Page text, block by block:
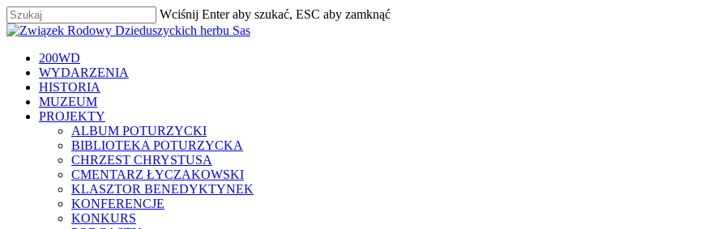
Skip
to
content
Wciśnij Enter aby szukać, ESC aby zamknąć
Zamknij
szukaj
Menu
200WD
WYDARZENIA
HISTORIA
MUZEUM
PROJEKTY
ALBUM POTURZYCKI
BIBLIOTEKA POTURZYCKA
CHRZEST CHRYSTUSA
CMENTARZ ŁYCZAKOWSKI
KLASZTOR BENEDYKTYNEK
KONFERENCJE
KONKURS